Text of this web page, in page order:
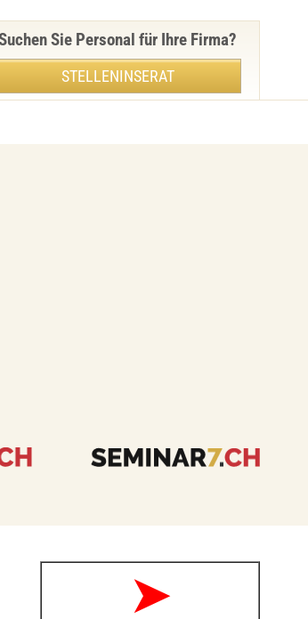
Sie Personal für Ihre Firma?
STELLENINSERAT